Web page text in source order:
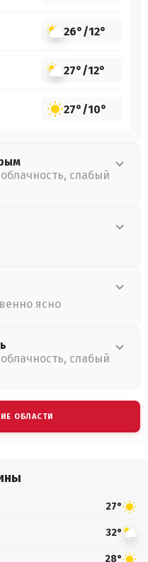
26°/12°
27°/12°
27°/10°
слабый
ясно
слабый
ОБЛАСТИ
27°
32°
28°